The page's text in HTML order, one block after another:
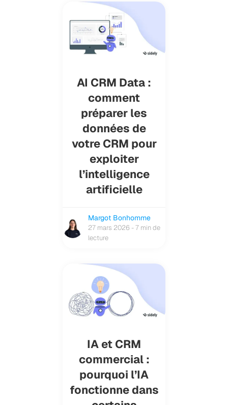
AI CRM Data :
comment
préparer les
données de
votre CRM pour
exploiter
l’intelligence
artificielle
Margot Bonhomme
27 mars 2026 - 7 min de
lecture
IA et CRM
commercial :
pourquoi l’IA
fonctionne dans